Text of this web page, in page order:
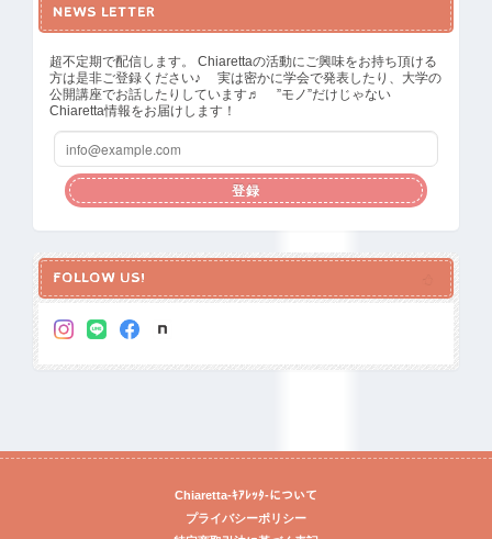
NEWS LETTER
超不定期で配信します。 Chiarettaの活動にご興味をお持ち頂ける
方は是非ご登録ください♪ 実は密かに学会で発表したり、大学の
公開講座でお話したりしています♬ ”モノ”だけじゃない
Chiaretta情報をお届けします！
登録
FOLLOW US!
Chiaretta-ｷｱﾚｯﾀ-について
プライバシーポリシー